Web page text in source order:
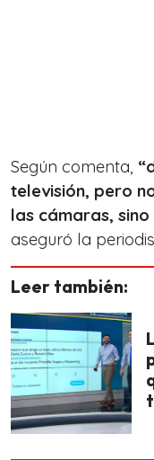
Según comenta,
televisión, pero
las cámaras,
aseguró la
Leer también: